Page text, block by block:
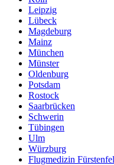
Leipzig
Lübeck
Magdeburg
Mainz
München
Münster
Oldenburg
Potsdam
Rostock
Saarbrücken
Schwerin
Tübingen
Ulm
Würzburg
Flugmedizin